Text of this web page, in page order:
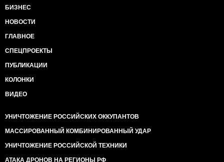
БИЗНЕС
НОВОСТИ
ГЛАВНОЕ
СПЕЦПРОЕКТЫ
ПУБЛИКАЦИИ
КОЛОНКИ
ВИДЕО
УНИЧТОЖЕНИЕ РОССИЙСКИХ ОККУПАНТОВ
МАССИРОВАННЫЙ КОМБИНИРОВАННЫЙ УДАР
УНИЧТОЖЕНИЕ РОССИЙСКОЙ ТЕХНИКИ
АТАКА ДРОНОВ НА РЕГИОНЫ РФ